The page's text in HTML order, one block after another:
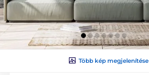
Több kép megjelenítése